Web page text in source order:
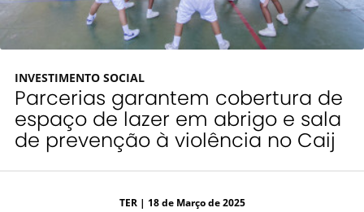
INVESTIMENTO SOCIAL
Parcerias garantem cobertura de
espaço de lazer em abrigo e sala
de prevenção à violência no Caij
TER| 18 de Março de 2025